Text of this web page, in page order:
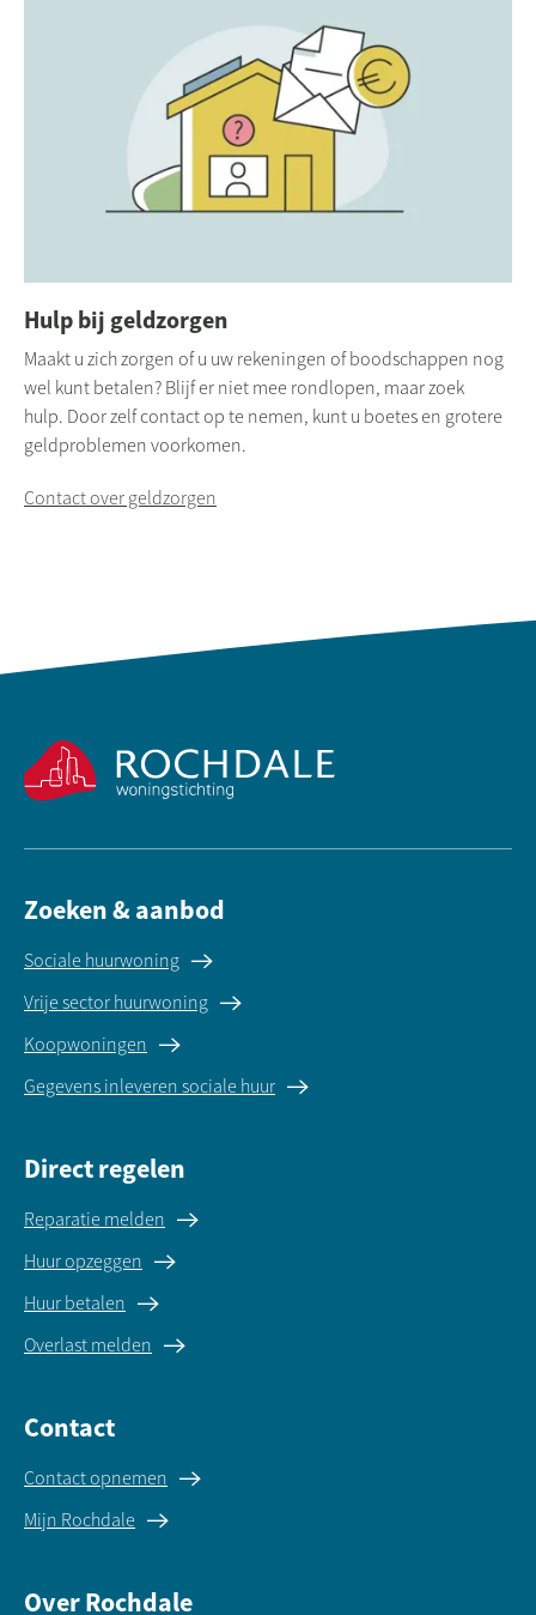
Hulp bij geldzorgen
Maakt u zich zorgen of u uw rekeningen of boodschappen nog
wel kunt betalen? Blijf er niet mee rondlopen, maar zoek
hulp. Door zelf contact op te nemen, kunt u boetes en grotere
geldproblemen voorkomen.
Contact over geldzorgen
Zoeken & aanbod
Sociale huurwoning
Vrije sector huurwoning
Koopwoningen
Gegevens inleveren sociale huur
Direct regelen
Reparatie melden
Huur opzeggen
Huur betalen
Overlast melden
Contact
Contact opnemen
Mijn Rochdale
Over Rochdale